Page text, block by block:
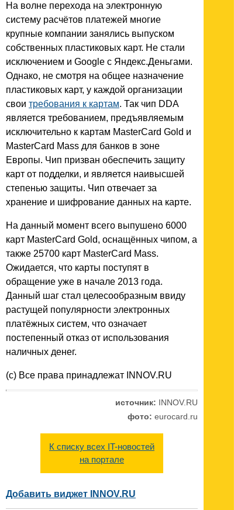
На волне перехода на электронную
систему расчётов платежей многие
крупные компании занялись выпуском
собственных пластиковых карт. Не стали
исключением и Google c Яндекс.Деньгами.
Однако, не смотря на общее назначение
пластиковых карт, у каждой организации
свои требования к картам. Так чип DDA
является требованием, предъявляемым
исключительно к картам MasterCard Gold и
MasterCard Mass для банков в зоне
Европы. Чип призван обеспечить защиту
карт от подделки, и является наивысшей
степенью защиты. Чип отвечает за
хранение и шифрование данных на карте.
На данный момент всего выпушено 6000
карт MasterCard Gold, оснащённых чипом, а
также 25700 карт MasterCard Mass.
Ожидается, что карты поступят в
обращение уже в начале 2013 года.
Данный шаг стал целесообразным ввиду
растущей популярности электронных
платёжных систем, что означает
постепенный отказ от использования
наличных денег.
(c) Все права принадлежат INNOV.RU
источник: INNOV.RU
фото: eurocard.ru
К списку всех IT-новостей
на портале
Добавить виджет INNOV.RU